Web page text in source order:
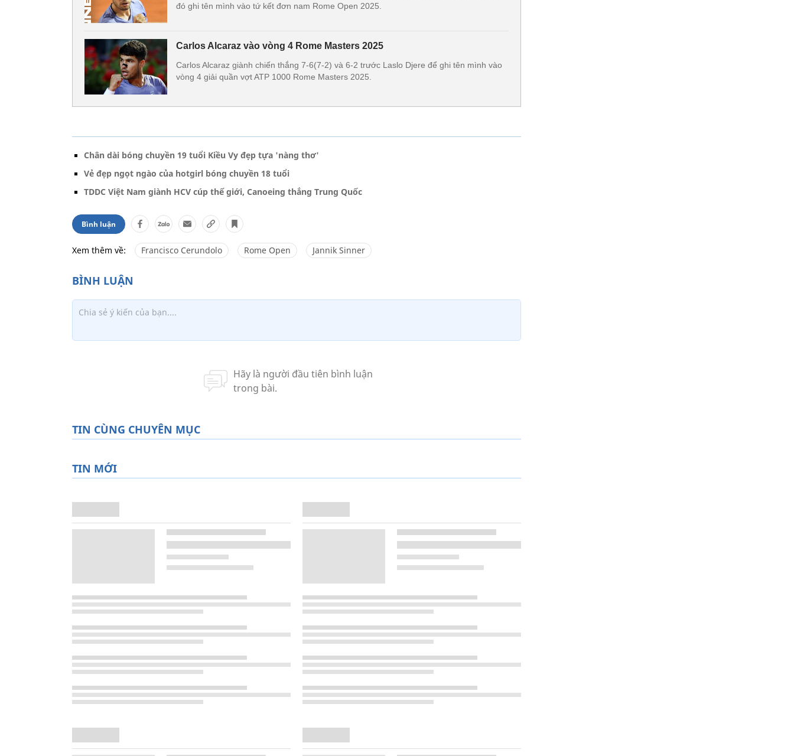
đó ghi tên mình vào tứ kết đơn nam Rome Open 2025.
Carlos Alcaraz vào vòng 4 Rome Masters 2025
Carlos Alcaraz giành chiến thắng 7-6(7-2) và 6-2 trước Laslo Djere để ghi tên mình vào
vòng 4 giải quần vợt ATP 1000 Rome Masters 2025.
Chân dài bóng chuyền 19 tuổi Kiều Vy đẹp tựa 'nàng thơ'
Vẻ đẹp ngọt ngào của hotgirl bóng chuyền 18 tuổi
TDDC Việt Nam giành HCV cúp thế giới, Canoeing thắng Trung Quốc
Bình luận
Xem thêm về: Francisco Cerundolo Rome Open Jannik Sinner
TIN CÙNG CHUYÊN MỤC
TIN MỚI